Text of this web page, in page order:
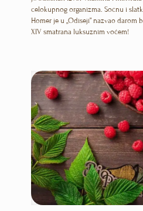
celokupnog organizma. Sočnu i
Homer je u „Odiseji” nazvao darom
XIV smatrana luksuznim voćem!